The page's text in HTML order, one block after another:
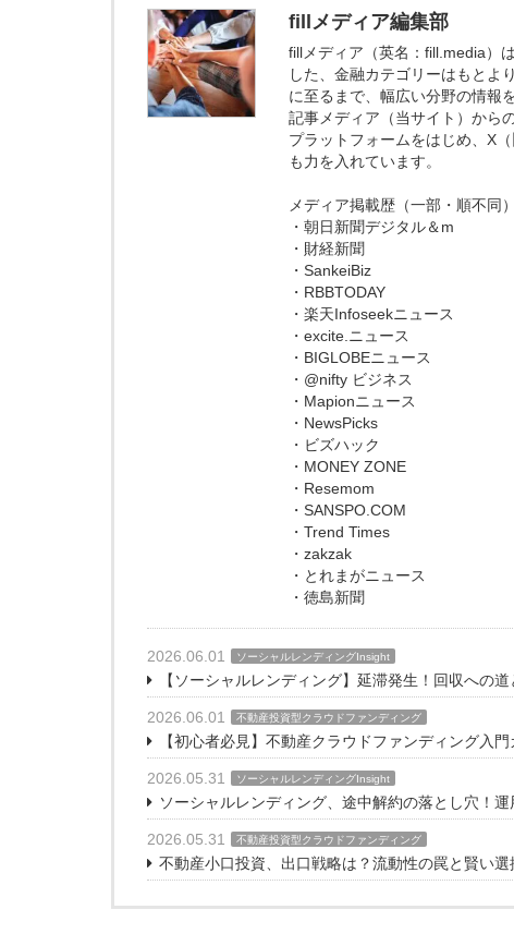
fillメディア編集部
fillメディア（英名：fill.media）
した、金融カテゴリーはもとよ
に至るまで、幅広い分野の情報
記事メディア（当サイト）から
プラットフォームをはじめ、X
も力を入れています。
メディア掲載歴（一部・順不同）
・朝日新聞デジタル＆m
・財経新聞
・SankeiBiz
・RBBTODAY
・楽天Infoseekニュース
・excite.ニュース
・BIGLOBEニュース
・@nifty ビジネス
・Mapionニュース
・NewsPicks
・ビズハック
・MONEY ZONE
・Resemom
・SANSPO.COM
・Trend Times
・zakzak
・とれまがニュース
・徳島新聞
2026.06.01 ソーシャルレンディングInsight
【ソーシャルレンディング】延滞発生！回収への道
2026.06.01 不動産投資型クラウドファンディング
【初心者必見】不動産クラウドファンディング入門
2026.05.31 ソーシャルレンディングInsight
ソーシャルレンディング、途中解約の落とし穴！
2026.05.31 不動産投資型クラウドファンディング
不動産小口投資、出口戦略は？流動性の罠と賢い選